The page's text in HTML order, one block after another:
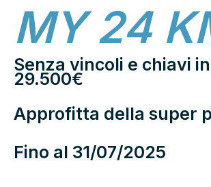
MY 24
Senza vincoli e chiavi
29.500€
Approfitta della super
Fino al 31/07/2025